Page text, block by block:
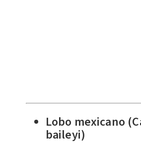
Lobo mexicano
baileyi)